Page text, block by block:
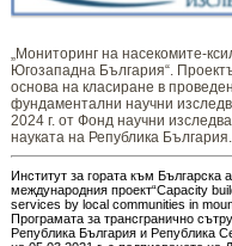
„Мониторинг ​​​на ​​насекомите-
Югозападна България“.
основа на класиране в
фундаментални научни
2024 г. от Фонд научни
науката на Република България.
Институт за гората към Българска
международния проект“Capacity
services by local communities in
Програмата за трансгранично
Република България и Република